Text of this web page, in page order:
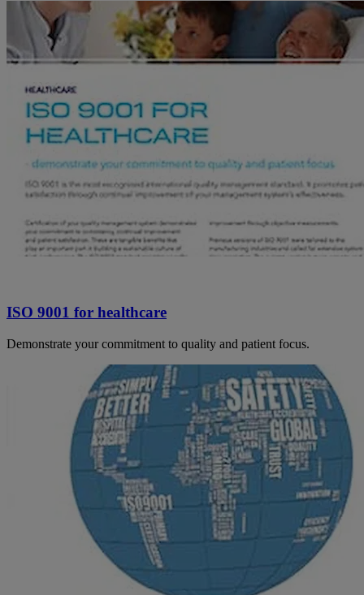
ISO 9001 for healthcare
Demonstrate your commitment to quality and patient focus.